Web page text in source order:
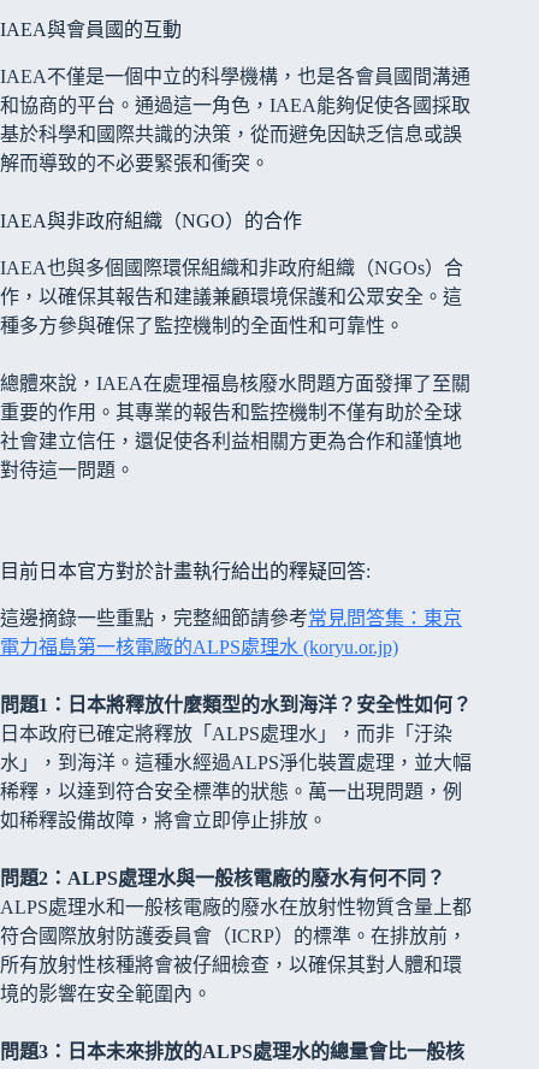
IAEA與會員國的互動
IAEA不僅是一個中立的科學機構，也是各會員國間溝通
和協商的平台。通過這一角色，IAEA能夠促使各國採取
基於科學和國際共識的決策，從而避免因缺乏信息或誤
解而導致的不必要緊張和衝突。
IAEA與非政府組織（NGO）的合作
IAEA也與多個國際環保組織和非政府組織（NGOs）合
作，以確保其報告和建議兼顧環境保護和公眾安全。這
種多方參與確保了監控機制的全面性和可靠性。
總體來說，IAEA在處理福島核廢水問題方面發揮了至關
重要的作用。其專業的報告和監控機制不僅有助於全球
社會建立信任，還促使各利益相關方更為合作和謹慎地
對待這一問題。
目前日本官方對於計畫執行給出的釋疑回答:
這邊摘錄一些重點，完整細節請參考常見問答集：東京
電力福島第一核電廠的ALPS處理水 (koryu.or.jp)
問題1：日本將釋放什麼類型的水到海洋？安全性如何？
日本政府已確定將釋放「ALPS處理水」，而非「汙染
水」，到海洋。這種水經過ALPS淨化裝置處理，並大幅
稀釋，以達到符合安全標準的狀態。萬一出現問題，例
如稀釋設備故障，將會立即停止排放。
問題2：ALPS處理水與一般核電廠的廢水有何不同？
ALPS處理水和一般核電廠的廢水在放射性物質含量上都
符合國際放射防護委員會（ICRP）的標準。在排放前，
所有放射性核種將會被仔細檢查，以確保其對人體和環
境的影響在安全範圍內。
問題3：日本未來排放的ALPS處理水的總量會比一般核